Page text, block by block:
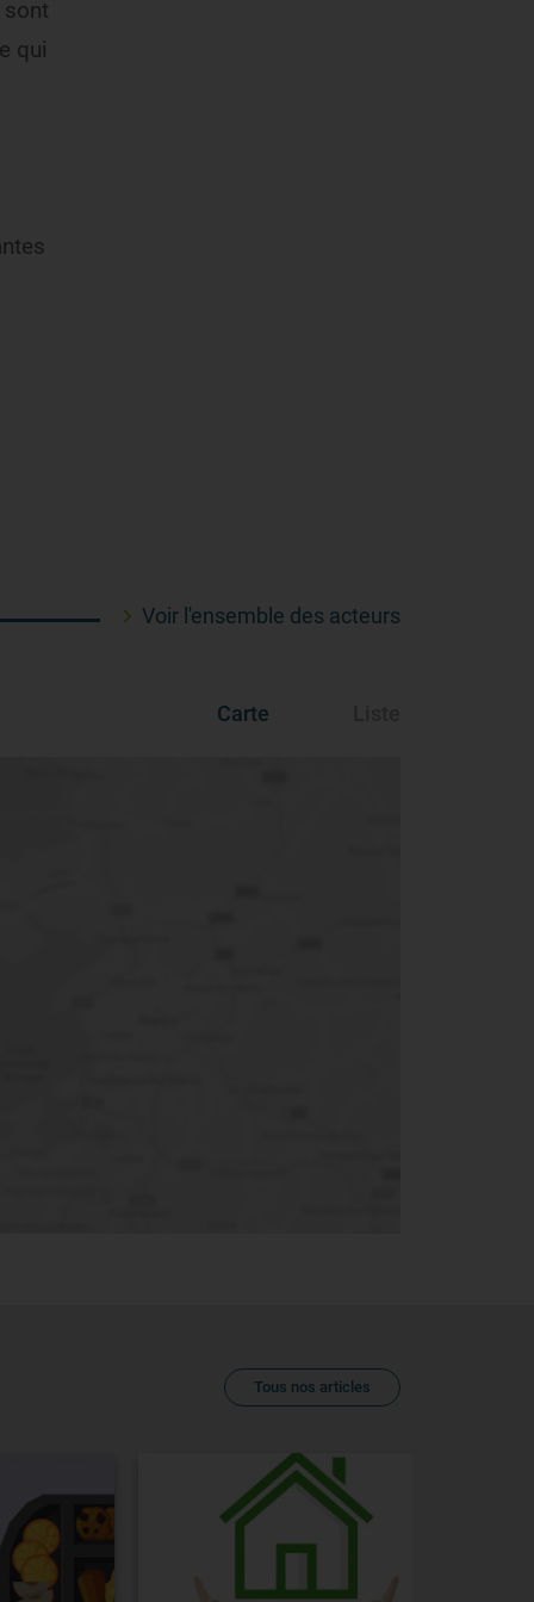
qui
Voir l'ensemble des acteurs
Carte
Tous nos articles